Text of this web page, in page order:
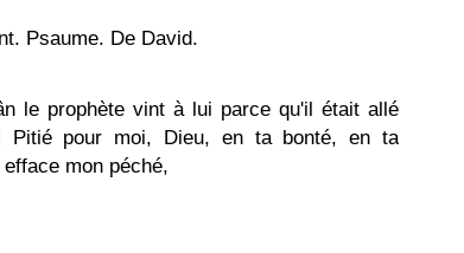
Psaume. De David.
le prophète vint à lui parce qu'il était allé
Pitié pour moi, Dieu, en ta bonté, en ta
mon péché,